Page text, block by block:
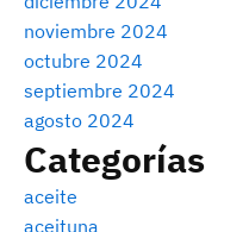
noviembre 2024
octubre 2024
septiembre 2024
agosto 2024
Categorías
aceite
aceituna